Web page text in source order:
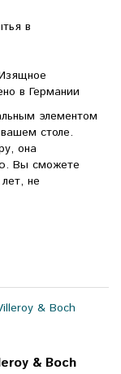
в
в Германии
элементом
столе.
она
Вы сможете
не
& Boch